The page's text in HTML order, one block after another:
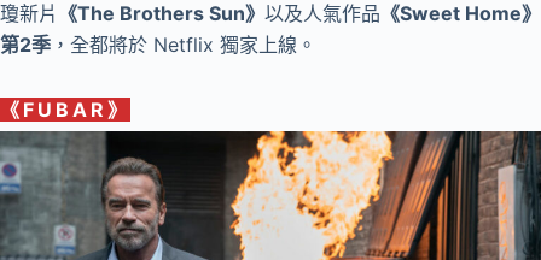
瓊新片 《The Brothers Sun》 以及人氣作品 《Sweet Home》
第2季 ，全都將於 Netflix 獨家上線。
《 FUBAR 》